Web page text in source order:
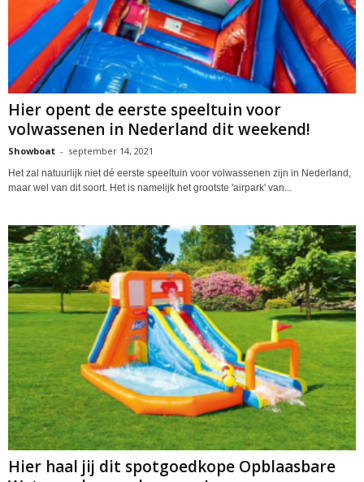
Hier opent de eerste speeltuin voor
volwassenen in Nederland dit weekend!
Showboat - september 14, 2021
Het zal natuurlijk niet dé eerste speeltuin voor volwassenen zijn in Nederland,
maar wel van dit soort. Het is namelijk het grootste 'airpark' van...
Hier haal jij dit spotgoedkope Opblaasbare